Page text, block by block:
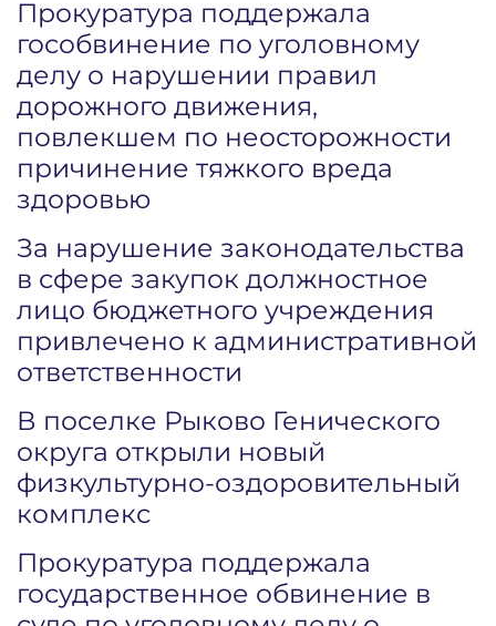
Прокуратура поддержала
гособвинение по уголовному
делу о нарушении правил
дорожного движения,
повлекшем по неосторожности
причинение тяжкого вреда
здоровью
За нарушение законодательства
в сфере закупок должностное
лицо бюджетного учреждения
привлечено к административной
ответственности
В поселке Рыково Генического
округа открыли новый
физкультурно-оздоровительный
комплекс
Прокуратура поддержала
государственное обвинение в